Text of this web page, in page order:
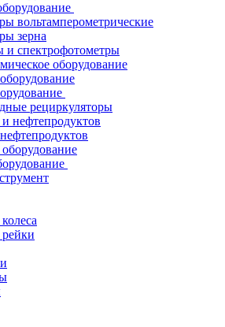
вольтамперометрические
зерна
и спектрофотометры
оборудование
рециркуляторы